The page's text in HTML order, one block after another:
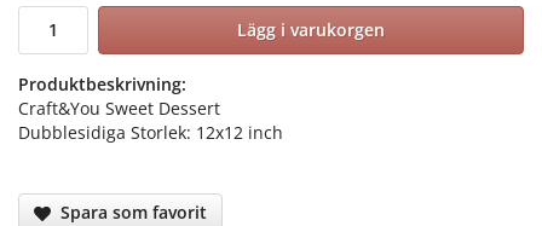
Lägg i varukorgen
Produktbeskrivning:
Craft&You Sweet Dessert
Dubblesidiga Storlek: 12x12 inch
Spara som favorit